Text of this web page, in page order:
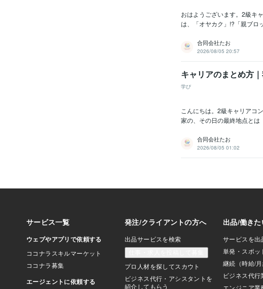
おはようございます。2級キ
は、「オヤカク」!?「親ブロ
合同会社たお
2026/08/05 20:57
キャリアのまとめ方
学び
こんにちは。2級キャリアコ
家の、その日の最終地点とは
合同会社たお
2026/08/05 01:02